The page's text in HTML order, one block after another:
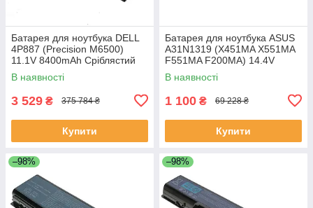
Батарея для ноутбука DELL
4P887 (Precision M6500)
11.1V 8400mAh Сріблястий
В наявності
3 529 ₴ 375 784 ₴
Купити
Батарея для ноутбука ASUS
A31N1319 (X451MA X551MA
F551MA F200MA) 14.4V
2200mAh Чорний
В наявності
1 100 ₴ 69 228 ₴
Купити
–98% –98%